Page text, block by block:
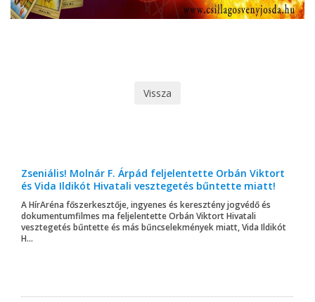
Vissza
Zseniális! Molnár F. Árpád feljelentette Orbán Viktort
és Vida Ildikót Hivatali vesztegetés bűntette miatt!
A HírAréna főszerkesztője, ingyenes és keresztény jogvédő és
dokumentumfilmes ma feljelentette Orbán Viktort Hivatali
vesztegetés bűntette és más bűncselekmények miatt, Vida Ildikót
H...